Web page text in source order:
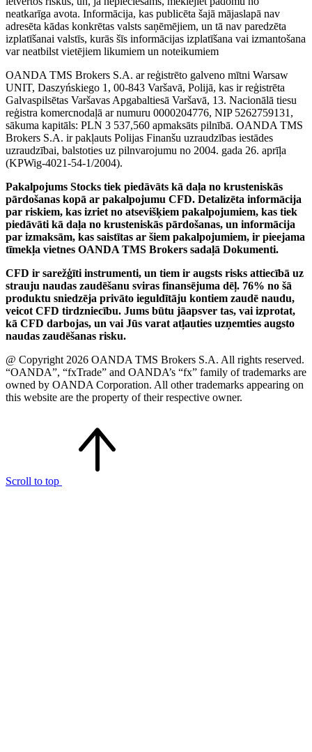
neatkarīga avota. Informācija, kas publicēta šajā mājaslapā nav
adresēta kādas konkrētas valsts saņēmējiem, un tā nav paredzēta
izplatīšanai valstīs, kurās šīs informācijas izplatīšana vai izmantošana
var neatbilst vietējiem likumiem un noteikumiem
OANDA TMS Brokers S.A. ar reģistrēto galveno mītni Warsaw
UNIT, Daszyńskiego 1, 00-843 Varšavā, Polijā, kas ir reģistrēta
Galvaspilsētas Varšavas Apgabaltiesā Varšavā, 13. Nacionālā tiesu
reģistra komercnodaļā ar numuru 0000204776, NIP 5262759131,
sākuma kapitāls: PLN 3 537,560 apmaksāts pilnībā. OANDA TMS
Brokers S.A. ir pakļauts Polijas Finanšu uzraudzības iestādes
uzraudzībai, balstoties uz pilnvarojumu no 2004. gada 26. aprīļa
(KPWig-4021-54-1/2004).
Pakalpojums Stocks tiek piedāvāts kā daļa no krusteniskās
pārdošanas kopā ar pakalpojumu CFD. Detalizēta informācija
par riskiem, kas izriet no atsevišķiem pakalpojumiem, kas tiek
piedāvāti kā daļa no krusteniskās pārdošanas, un informācija
par izmaksām, kas saistītas ar šiem pakalpojumiem, ir pieejama
tīmekļa vietnes OANDA TMS Brokers sadaļā Dokumenti.
CFD ir sarežģīti instrumenti, un tiem ir augsts risks attiecībā uz
strauju naudas zaudēšanu sviras finansējuma dēļ. 76% no šā
produktu sniedzēja privāto ieguldītāju kontiem zaudē naudu,
veicot CFD tirdzniecību. Jums būtu jāapsver tas, vai izprotat,
kā CFD darbojas, un vai Jūs varat atļauties uzņemties augsto
naudas zaudēšanas risku.
@ Copyright 2026 OANDA TMS Brokers S.A. All rights reserved.
“OANDA”, “fxTrade” and OANDA’s “fx” family of trademarks are
owned by OANDA Corporation. All other trademarks appearing on
this website are the property of their respective owner.
Scroll to top